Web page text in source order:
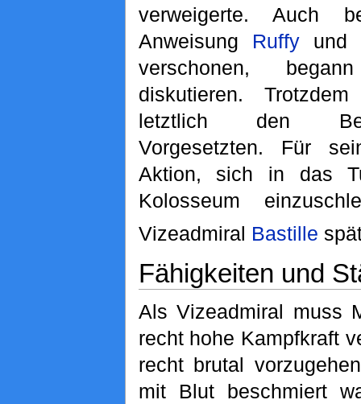
verweigerte. Auch
Anweisung Ruffy und
verschonen,
diskutieren.
letztlich den
Vorgesetzten. Für
Aktion, sich in das
Kolosseum
Vizeadmiral Bastille
Fähigkeiten und
Als Vizeadmiral muss
recht hohe Kampfkraft
recht brutal
mit Blut beschmiert